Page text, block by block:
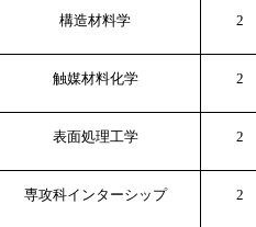
構造材料学 2
触媒材料化学 2
表面処理工学 2
専攻科インターシップ 2